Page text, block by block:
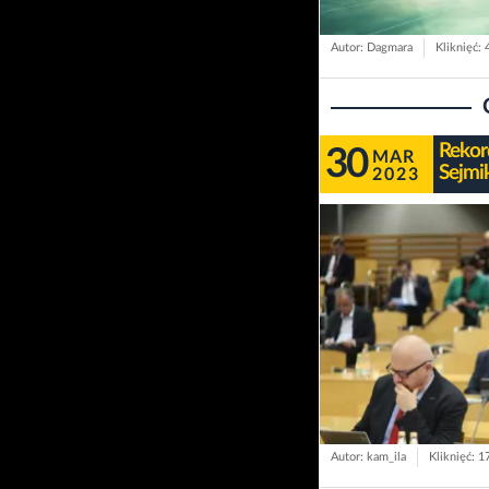
Autor: Dagmara Kliknięć:
30 MAR
2023
Autor: kam_ila Kliknięć: